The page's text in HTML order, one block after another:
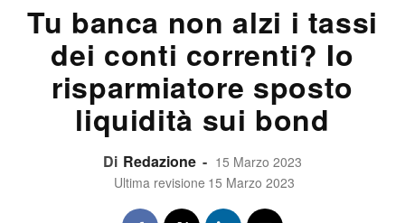
Tu banca non alzi i tassi
dei conti correnti? Io
risparmiatore sposto
liquidità sui bond
Di Redazione - 15 Marzo 2023
Ultima revisione 15 Marzo 2023